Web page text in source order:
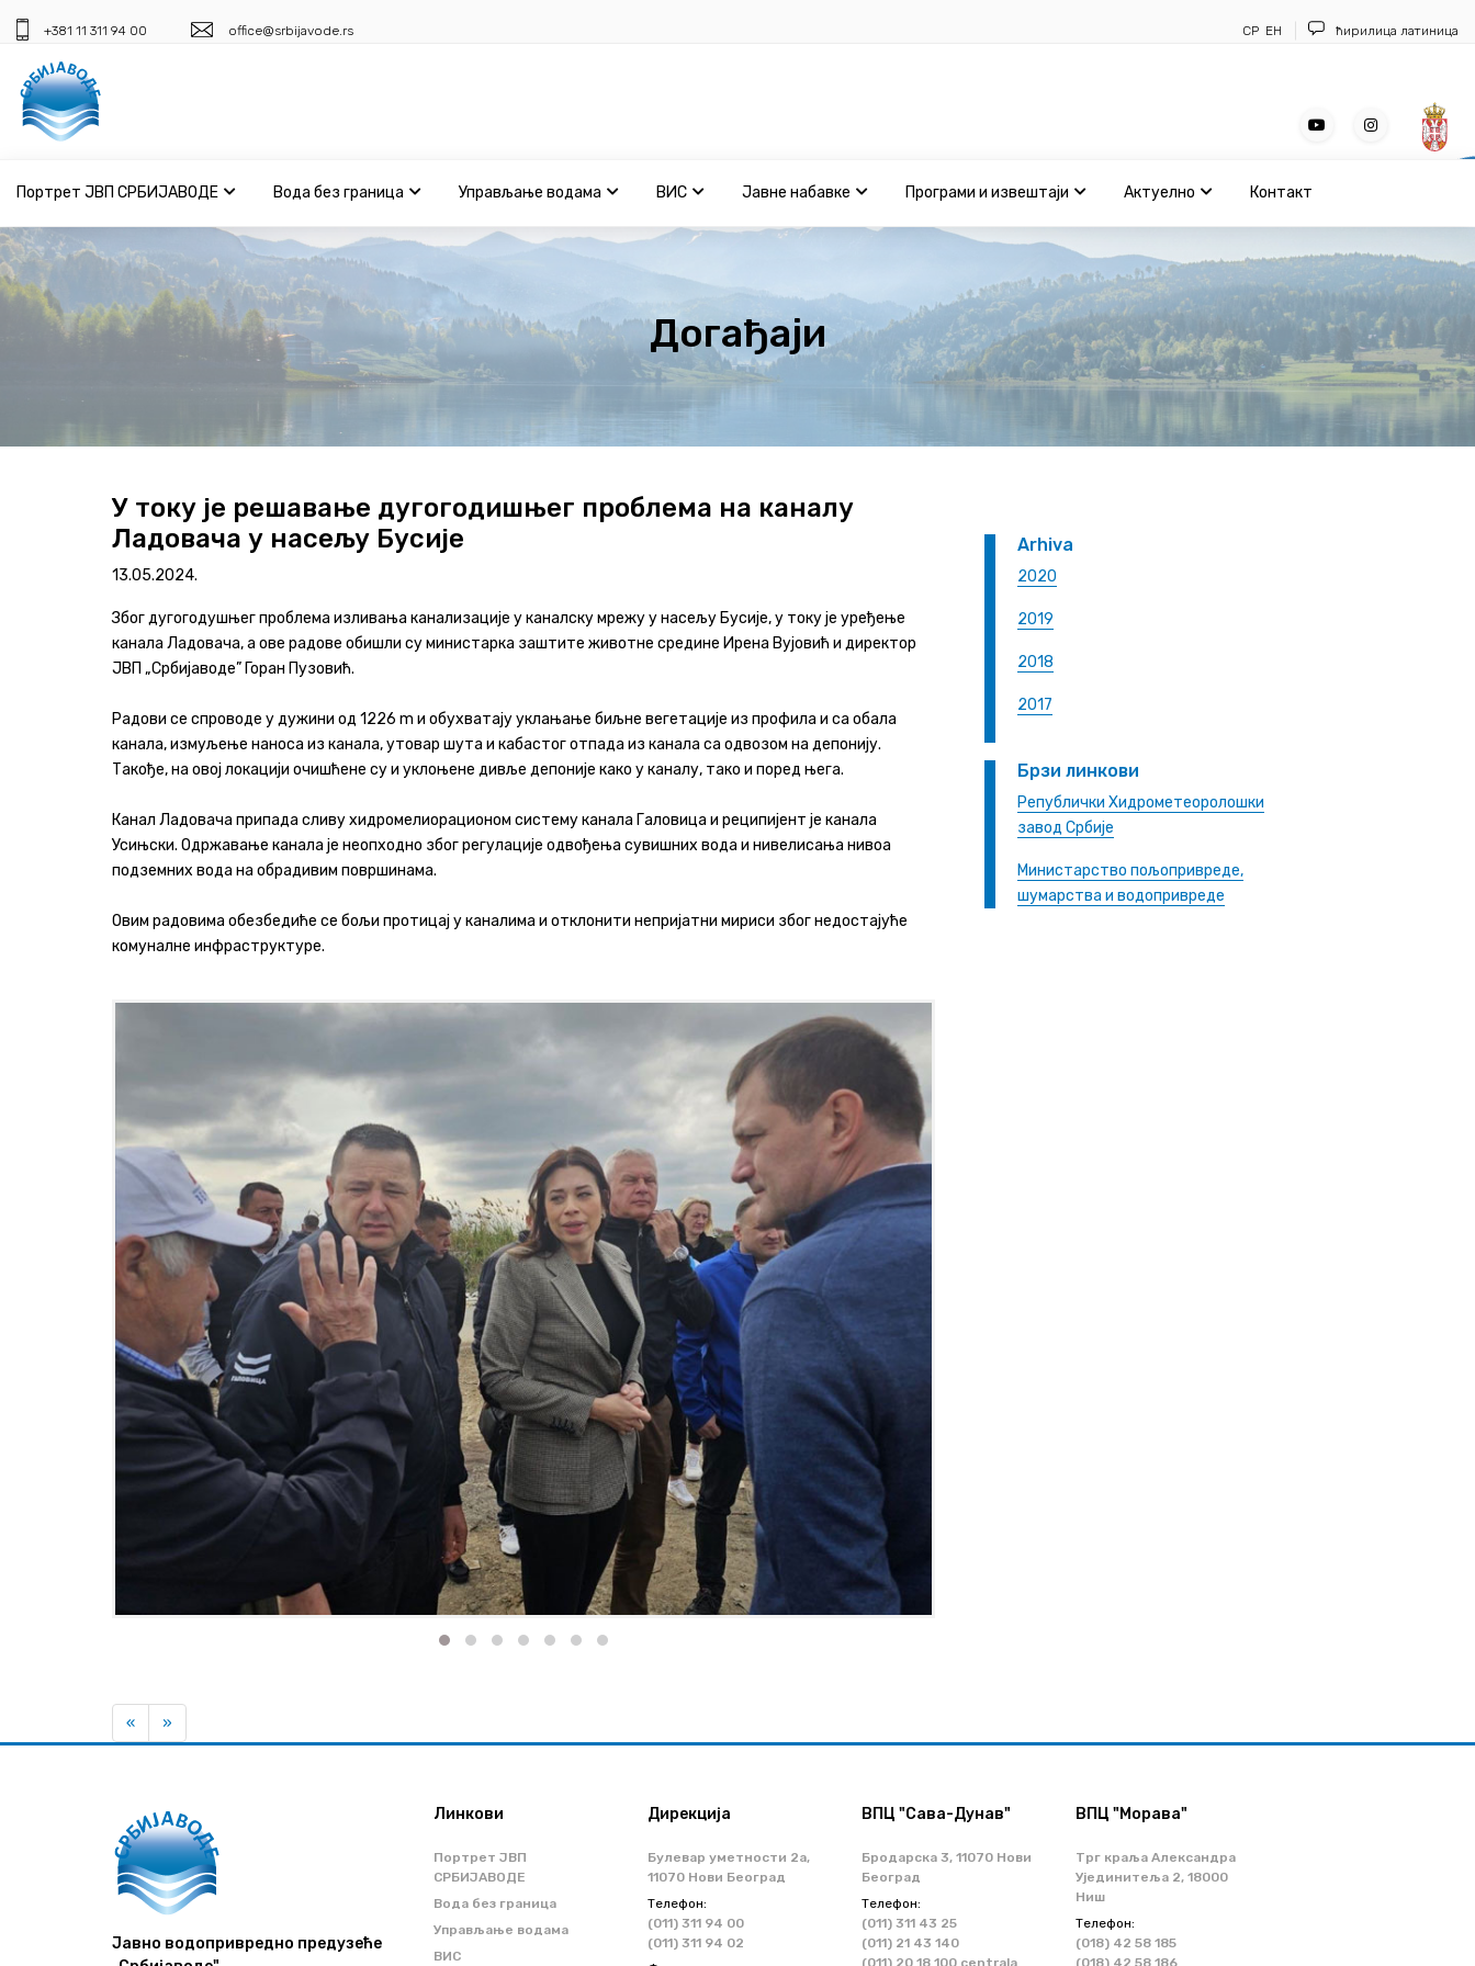
+381 11 311 94 00 office@srbijavode.rs СР ЕН ћирилица латиница
Портрет ЈВП СРБИЈАВОДЕ Вода без граница Управљање водама ВИС Јавне набавке Програми и извештаји Актуелно Контакт
Портрет ЈВП СРБИЈАВОДЕ
Вода без граница
Програми и извештаји
Контакт
Догађаји
У току је решавање дугогодишњег проблема на каналу
Ладовача у насељу Бусије
13.05.2024.
Због дугогодушњег проблема изливања канализације у каналску мрежу у насељу Бусије, у току је уређење
канала Ладовача, а ове радове обишли су министарка заштите животне средине Ирена Вујовић и директор
ЈВП „Србијаводе” Горан Пузовић.
Радови се спроводе у дужини од 1226 m и обухватају уклањање биљне вегетације из профила и са обала
канала, измуљење наноса из канала, утовар шута и кабастог отпада из канала са одвозом на депонију.
Такође, на овој локацији очишћене су и уклоњене дивље депоније како у каналу, тако и поред њега.
Канал Ладовача припада сливу хидромелиорационом систему канала Галовица и реципијент је канала
Усињски. Одржавање канала је неопходно због регулације одвођења сувишних вода и нивелисања нивоа
подземних вода на обрадивим површинама.
Овим радовима обезбедиће се бољи протицај у каналима и отклонити непријатни мириси због недостајуће
комуналне инфраструктуре.
«Previous
»
Arhiva
2020
2019
2018
2017
Брзи линкови
Републички Хидрометеоролошки
завод Србије
Министарство пољопривреде,
шумарства и водопривреде
Јавно водопривредно предузеће
Линкови
Портрет ЈВП
СРБИЈАВОДЕ
Вода без граница
Управљање водама
ВИС
Дирекција
Булевар уметности 2a,
11070 Нови Београд
Телефон:
(011) 311 94 00
(011) 311 94 02
ВПЦ "Сава-Дунав"
Бродарска 3, 11070 Нови
Београд
Телефон:
(011) 311 43 25
(011) 21 43 140
(011) 20 18 100 centrala
ВПЦ "Морава"
Трг краља Александра
Ујединитеља 2, 18000
Ниш
Телефон:
(018) 42 58 185
(018) 42 58 186